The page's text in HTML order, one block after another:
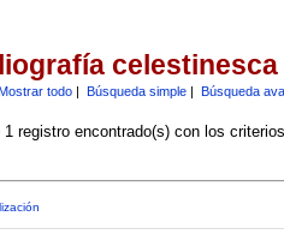
celestinesca
todo| Búsqueda simple| Búsqueda
1 registro encontrado(s) con los